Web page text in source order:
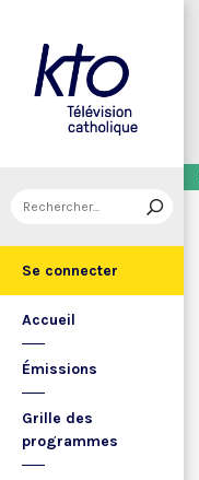
Se connecter
Accueil
Émissions
Grille des
programmes